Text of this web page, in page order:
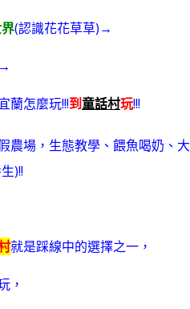
(認識花花草草)→
蘭怎麼玩!!!到童話村玩!!!
)!!
就是踩線中的選擇之一，
，